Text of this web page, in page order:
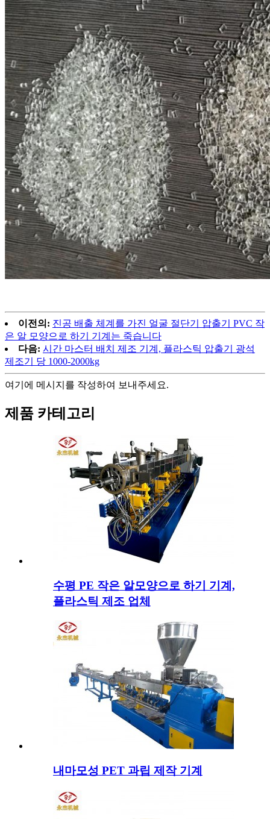
이전의: 진공 배출 체계를 가진 얼굴 절단기 압출기 PVC 작
은 알 모양으로 하기 기계는 죽습니다
다음: 시간 마스터 배치 제조 기계, 플라스틱 압출기 광석
제조기 당 1000-2000kg
여기에 메시지를 작성하여 보내주세요.
제품 카테고리
수평 PE 작은 알모양으로 하기 기계,
플라스틱 제조 업체
내마모성 PET 과립 제작 기계